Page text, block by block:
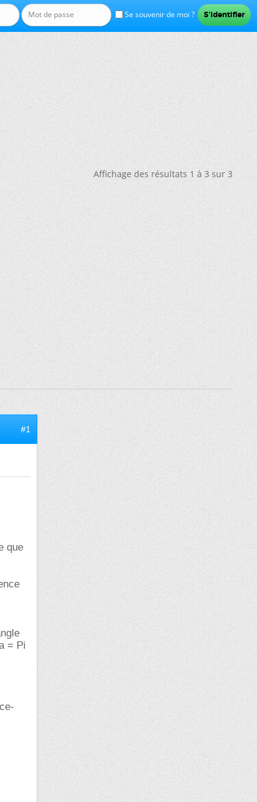
Se souvenir de moi ?
Affichage des résultats 1 à 3 sur 3
#1
que
= Pi